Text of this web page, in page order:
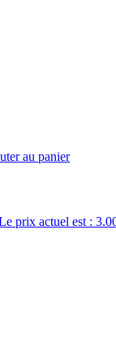
au panier
prix actuel est :